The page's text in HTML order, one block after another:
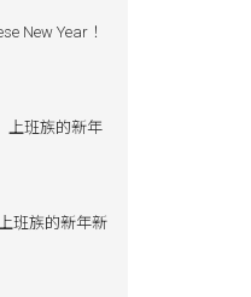
New Year！
上班族的新年
班族的新年新